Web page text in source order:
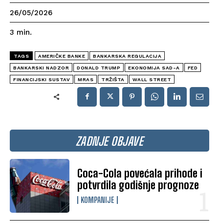
ZADNJE OBJAVE
Coca-Cola povećala prihode i
potvrdila godišnje prognoze
KOMPANIJE
26/05/2026
3 min.
TAGS AMERIČKE BANKE BANKARSKA REGULACIJA
BANKARSKI NADZOR DONALD TRUMP EKONOMIJA SAD-A FED
FINANCIJSKI SUSTAV MRAS TRŽIŠTA WALL STREET